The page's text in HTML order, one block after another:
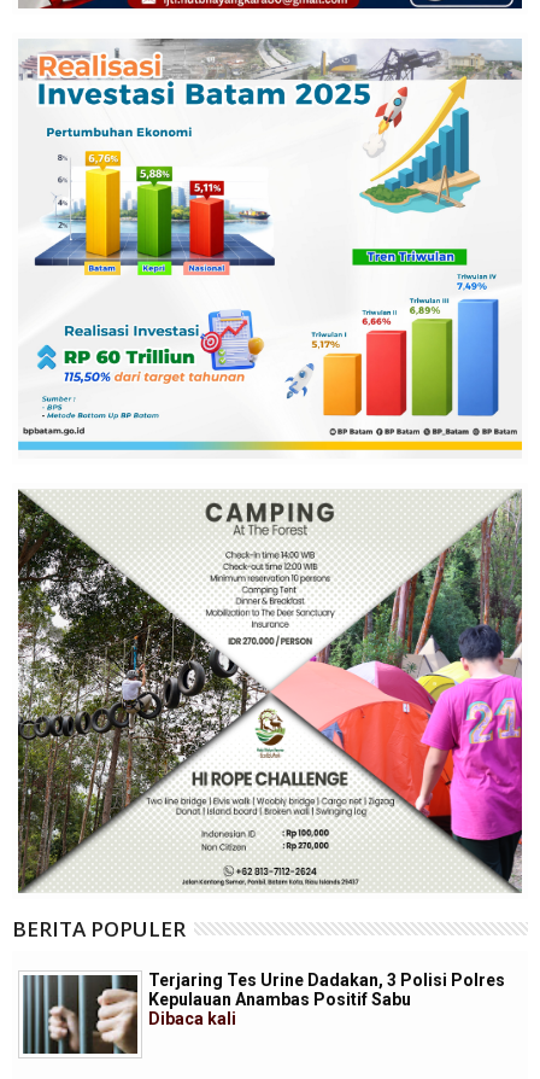
BERITA POPULER
Terjaring Tes Urine Dadakan, 3 Polisi Polres
Kepulauan Anambas Positif Sabu
Dibaca kali